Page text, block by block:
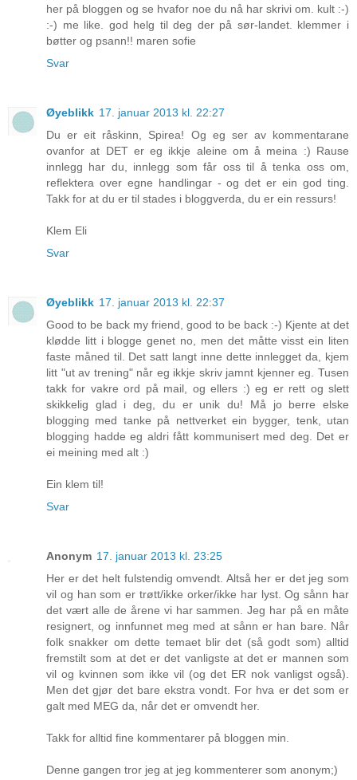
her på bloggen og se hvafor noe du nå har skrivi om. kult :-)
:-) me like. god helg til deg der på sør-landet. klemmer i
bøtter og psann!! maren sofie
Svar
Øyeblikk 17. januar 2013 kl. 22:27
Du er eit råskinn, Spirea! Og eg ser av kommentarane
ovanfor at DET er eg ikkje aleine om å meina :) Rause
innlegg har du, innlegg som får oss til å tenka oss om,
reflektera over egne handlingar - og det er ein god ting.
Takk for at du er til stades i bloggverda, du er ein ressurs!
Klem Eli
Svar
Øyeblikk 17. januar 2013 kl. 22:37
Good to be back my friend, good to be back :-) Kjente at det
klødde litt i blogge genet no, men det måtte visst ein liten
faste måned til. Det satt langt inne dette innlegget da, kjem
litt "ut av trening" når eg ikkje skriv jamnt kjenner eg. Tusen
takk for vakre ord på mail, og ellers :) eg er rett og slett
skikkelig glad i deg, du er unik du! Må jo berre elske
blogging med tanke på nettverket ein bygger, tenk, utan
blogging hadde eg aldri fått kommunisert med deg. Det er
ei meining med alt :)
Ein klem til!
Svar
Anonym 17. januar 2013 kl. 23:25
Her er det helt fulstendig omvendt. Altså her er det jeg som
vil og han som er trøtt/ikke orker/ikke har lyst. Og sånn har
det vært alle de årene vi har sammen. Jeg har på en måte
resignert, og innfunnet meg med at sånn er han bare. Når
folk snakker om dette temaet blir det (så godt som) alltid
fremstilt som at det er det vanligste at det er mannen som
vil og kvinnen som ikke vil (og det ER nok vanligst også).
Men det gjør det bare ekstra vondt. For hva er det som er
galt med MEG da, når det er omvendt her.
Takk for alltid fine kommentarer på bloggen min.
Denne gangen tror jeg at jeg kommenterer som anonym;)